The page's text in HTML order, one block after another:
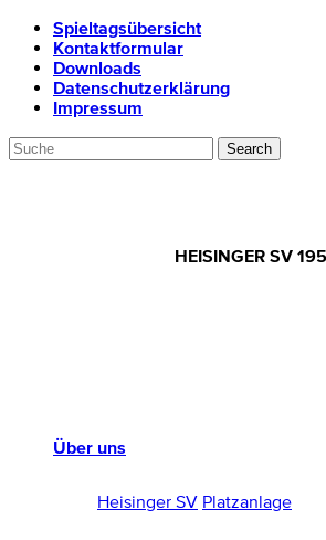
Spieltagsübersicht
Kontaktformular
Downloads
Datenschutzerklärung
Impressum
HEISINGER SV
Über uns
Heisinger SV Platzanlage